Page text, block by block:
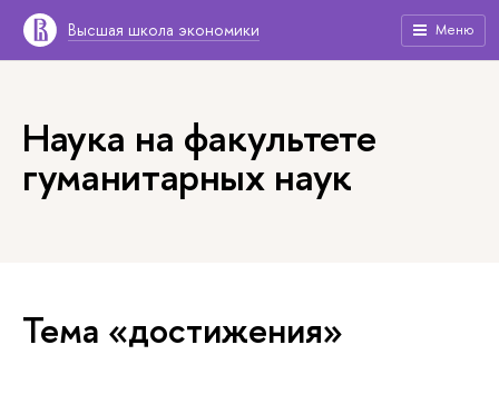
Высшая школа экономики Меню
Наука на факультете
гуманитарных наук
Тема «достижения»